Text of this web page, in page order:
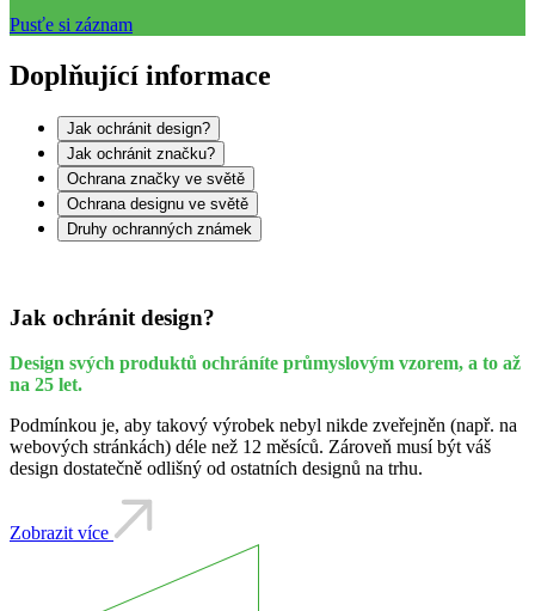
Pusťe si záznam
Doplňující informace
Jak ochránit design?
Jak ochránit značku?
Ochrana značky ve světě
Ochrana designu ve světě
Druhy ochranných známek
Jak ochránit design?
Design svých produktů ochráníte průmyslovým vzorem, a to až
na 25 let.
Podmínkou je, aby takový výrobek nebyl nikde zveřejněn (např. na
webových stránkách) déle než 12 měsíců. Zároveň musí být váš
design dostatečně odlišný od ostatních designů na trhu.
Zobrazit více